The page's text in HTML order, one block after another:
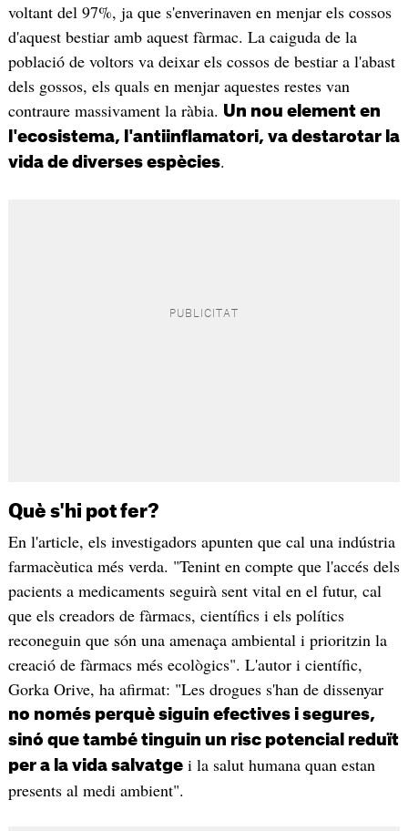
voltant del 97%, ja que s'enverinaven en menjar els cossos
d'aquest bestiar amb aquest fàrmac. La caiguda de la
població de voltors va deixar els cossos de bestiar a l'abast
dels gossos, els quals en menjar aquestes restes van
contraure massivament la ràbia. Un nou element en
l'ecosistema, l'antiinflamatori, va destarotar la
vida de diverses espècies.
Què s'hi pot fer?
En l'article, els investigadors apunten que cal una indústria
farmacèutica més verda. "Tenint en compte que l'accés dels
pacients a medicaments seguirà sent vital en el futur, cal
que els creadors de fàrmacs, científics i els polítics
reconeguin que són una amenaça ambiental i prioritzin la
creació de fàrmacs més ecològics". L'autor i científic,
Gorka Orive, ha afirmat: "Les drogues s'han de dissenyar
no només perquè siguin efectives i segures,
sinó que també tinguin un risc potencial reduït
per a la vida salvatgei la salut humana quan estan
presents al medi ambient".